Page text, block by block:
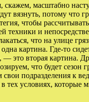
скажем, масштабно
вязнуть, потому что
чтобы
техники и
что на улице
картина. Где-то
— это вторая картина.
что будет сезон
свои подразделения к
тех условиях, которые